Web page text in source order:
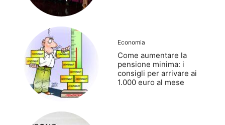
Economia
Come aumentare la
pensione minima: i
consigli per arrivare ai
1.000 euro al mese